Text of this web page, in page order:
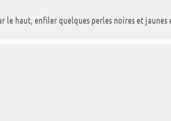
le haut, enfiler quelques perles noires et